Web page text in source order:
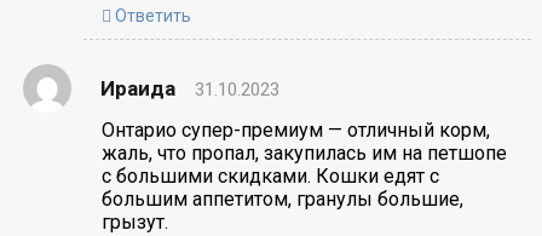
Ответить
Ираида 31.10.2023
Онтарио супер-премиум — отличный корм,
жаль, что пропал, закупилась им на петшопе
с большими скидками. Кошки едят с
большим аппетитом, гранулы большие,
грызут.